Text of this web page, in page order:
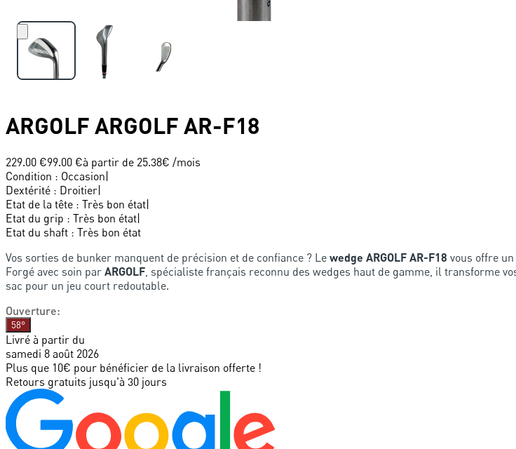
ARGOLF ARGOLF AR-F18
229.00 €99.00 €à partir de 25.38€ /mois
Condition : Occasion|
Dextérité : Droitier|
Etat de la tête : Très bon état|
Etat du grip : Très bon état|
Etat du shaft : Très bon état
Vos sorties de bunker manquent de précision et de confiance ? Le wedge ARGOLF AR-F18 vous offre un
Forgé avec soin par ARGOLF , spécialiste français reconnu des wedges haut de gamme, il transforme
sac pour un jeu court redoutable.
Ouverture:
58°
Livré à partir du
samedi 8 août 2026
Plus que 10€ pour bénéficier de la livraison offerte !
Retours gratuits jusqu'à 30 jours